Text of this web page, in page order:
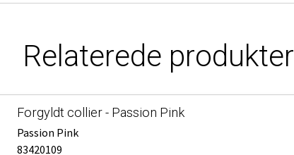
Relaterede produkter
Forgyldt collier - Passion Pink
Passion Pink
83420109